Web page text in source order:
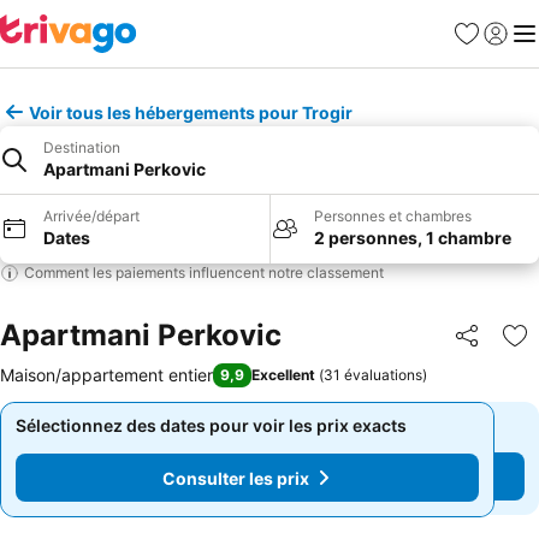
Favoris
Se
Voir tous les hébergements pour Trogir
Destination
Apartmani Perkovic
Arrivée/départ
Dates
Personnes et chambres
2 personnes, 1 chambre
Comment les paiements influencent notre classement
Apartmani Perkovic Partager
Maison/appartement entier 9,9 Excellent (31 évaluations)
Sélectionnez des dates pour voir les prix exacts
Consulter les prix
Sélectionnez des dates pour voir les prix exacts
Consulter les prix